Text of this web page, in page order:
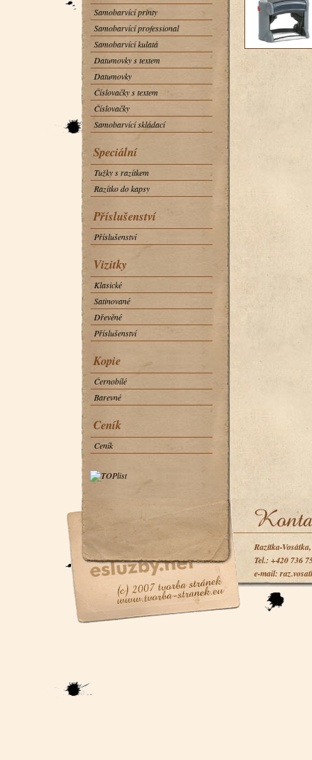
Samobarvící printy
Samobarvící professional
Samobarvící kulatá
Datumovky s textem
Datumovky
Číslovačky s textem
Číslovačky
Samobarvící skládací
Speciální
Tužky s razítkem
Razítko do kapsy
Příslušenství
Příslušenství
Vizitky
Klasické
Satinované
Dřevěné
Příslušenství
Kopie
Černobílé
Barevné
Ceník
Ceník
Razítka-
Tel.: +420 736
e-mail: